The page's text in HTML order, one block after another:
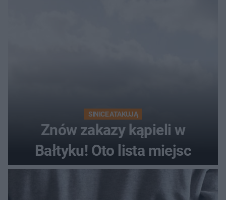
SINICE ATAKUJĄ
Znów zakazy kąpieli w
Bałtyku! Oto lista miejsc